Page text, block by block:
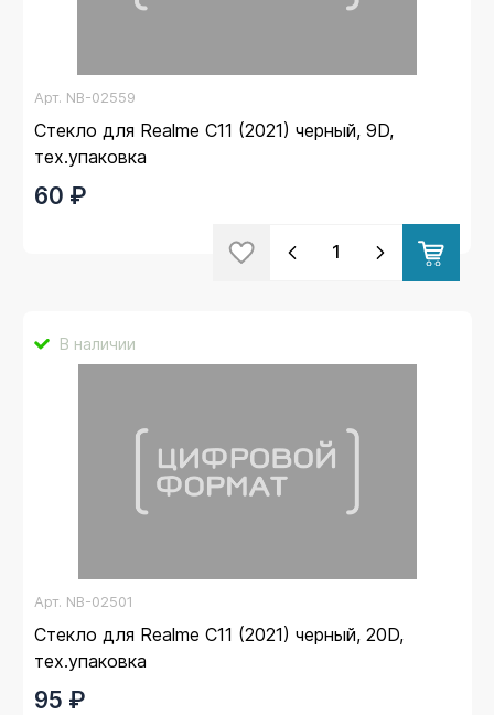
Арт. NB-02559
Стекло для Realme C11 (2021) черный, 9D,
тех.упаковка
60 ₽
В наличии
Арт. NB-02501
Стекло для Realme C11 (2021) черный, 20D,
тех.упаковка
95 ₽